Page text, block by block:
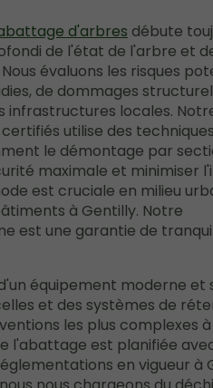
d'arbres débute
de l'état de l'arbre et
évaluons les risques
de dommages
infrastructures locales.
utilise des
le démontage par
maximale et minimiser
est cruciale en milieu
à Gentilly. Notre
est une garantie de
équipement moderne et
et des systèmes de
les plus complexes
l'abattage est planifiée
en vigueur à